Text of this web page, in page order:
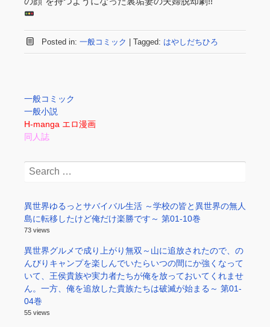
Posted in: 一般コミック Tagged: はやしだちひろ
一般コミック
一般小説
H-manga エロ漫画
同人誌
Search
異世界ゆるっとサバイバル生活 ～学校の皆と異世界の無人
島に転移したけど俺だけ楽勝です～ 第01-10巻
73 views
異世界グルメで成り上がり無双～山に追放されたので、の
んびりキャンプを楽しんでいたらいつの間にか強くなって
いて、王侯貴族や実力者たちが俺を放っておいてくれませ
ん。一方、俺を追放した貴族たちは破滅が始まる～ 第01-
04巻
55 views